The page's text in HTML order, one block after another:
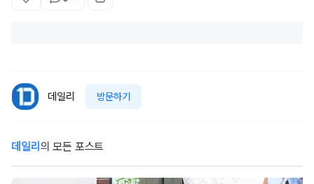
데일리 방문하기
데일리 의 모든 포스트